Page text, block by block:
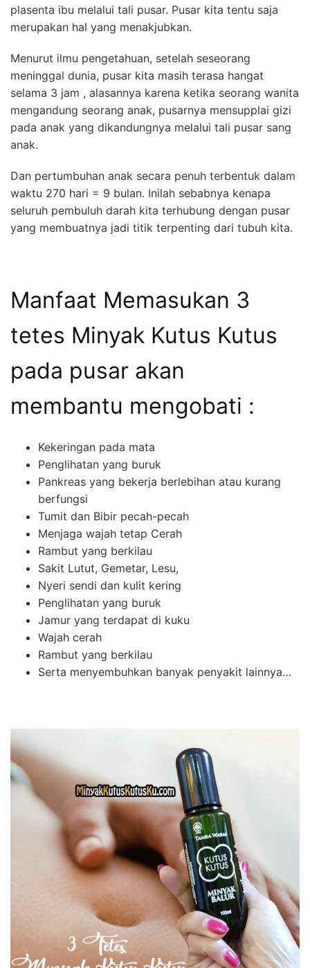
plasenta ibu melalui tali pusar. Pusar kita tentu saja
merupakan hal yang menakjubkan.
Menurut ilmu pengetahuan, setelah seseorang
meninggal dunia, pusar kita masih terasa hangat
selama 3 jam , alasannya karena ketika seorang wanita
mengandung seorang anak, pusarnya mensupplai gizi
pada anak yang dikandungnya melalui tali pusar sang
anak.
Dan pertumbuhan anak secara penuh terbentuk dalam
waktu 270 hari = 9 bulan. Inilah sebabnya kenapa
seluruh pembuluh darah kita terhubung dengan pusar
yang membuatnya jadi titik terpenting dari tubuh kita.
Manfaat Memasukan 3
tetes Minyak Kutus Kutus
pada pusar akan
membantu mengobati :
Kekeringan pada mata
Penglihatan yang buruk
Pankreas yang bekerja berlebihan atau kurang
berfungsi
Tumit dan Bibir pecah-pecah
Menjaga wajah tetap Cerah
Rambut yang berkilau
Sakit Lutut, Gemetar, Lesu,
Nyeri sendi dan kulit kering
Penglihatan yang buruk
Jamur yang terdapat di kuku
Wajah cerah
Rambut yang berkilau
Serta menyembuhkan banyak penyakit lainnya…